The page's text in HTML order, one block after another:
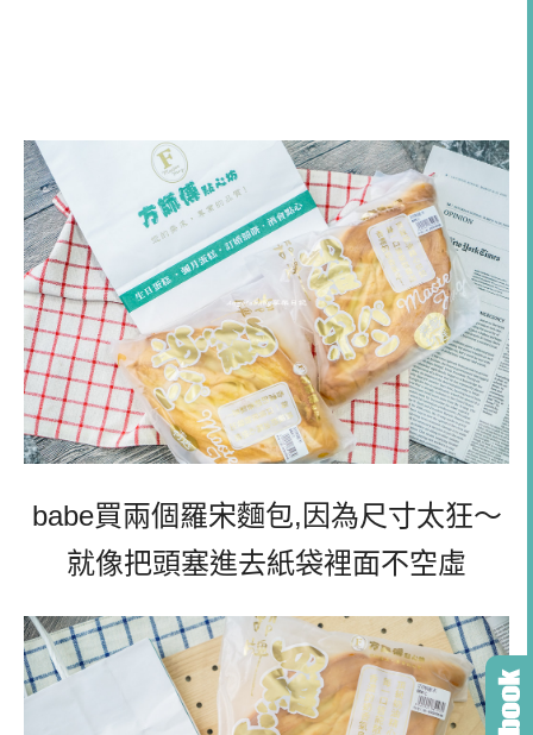
babe買兩個羅宋麵包,因為尺寸太狂～
就像把頭塞進去紙袋裡面不空虛